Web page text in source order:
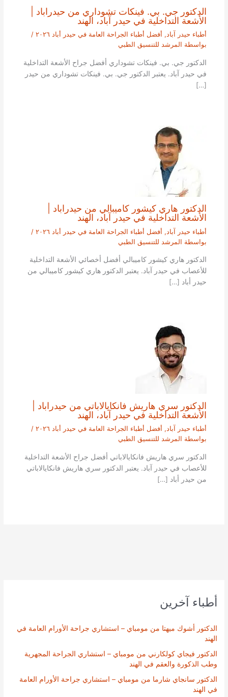
أطباء آخرين
الدكتور أشوك ميهتا من مومباي – استشاري جراحة الأورام العامة في
الهند
الدكتور فيجاي كولكارني من مومباي – استشاري الجراحة المجهرية
وطب الذكورة والعقم في الهند
الدكتور سانجاي شارما من مومباي – استشاري جراحة الأورام العامة
في الهند
الدكتور جي. بي. فينكات تشوداري من حيدراباد |
الأشعة التداخلية في حيدر آباد، الهند
أطباء حيدر آباد, أفضل أطباء الجراحة العامة في حيدر أباد ٢٠٢٦
/
بواسطة المرشد للتنسيق الطبي
الدكتور جي. بي. فينكات تشوداري أفضل جراح الأشعة التداخلية
في حيدر آباد. يعتبر الدكتور جي. بي. فينكات تشوداري من حيدر
[…]
الدكتور هاري كيشور كاميبالي من حيدراباد |
الأشعة التداخلية في حيدر آباد، الهند
أطباء حيدر آباد , أفضل أطباء الجراحة العامة في حيدر أباد ٢٠٢٦
/
بواسطة المرشد للتنسيق الطبي
الدكتور هاري كيشور كاميبالي أفضل أخصائي الأشعة التداخلية
للأعصاب في حيدر آباد. يعتبر الدكتور هاري كيشور كاميبالي من
حيدر أباد […]
الدكتور سري هاريش فانكايالاباتي من حيدراباد |
الأشعة التداخلية في حيدر آباد، الهند
أطباء حيدر آباد , أفضل أطباء الجراحة العامة في حيدر أباد ٢٠٢٦
/
بواسطة المرشد للتنسيق الطبي
الدكتور سري هاريش فانكايالاباتي أفضل جراح الأشعة التداخلية
للأعصاب في حيدر آباد. يعتبر الدكتور سري هاريش فانكايالاباتي
من حيدر أباد […]